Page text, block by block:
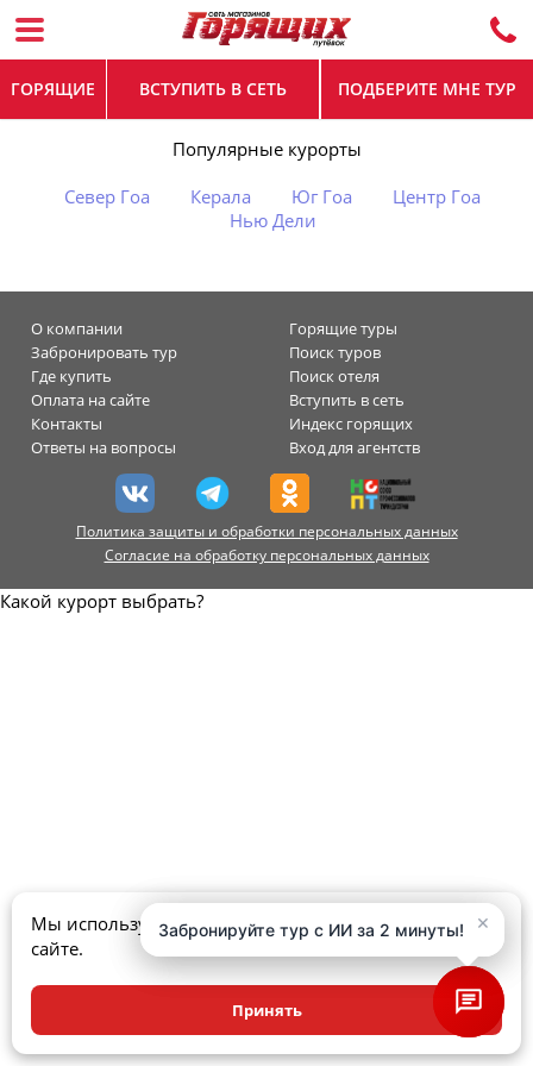
ГОРЯЩИЕ ВСТУПИТЬ В СЕТЬ ПОДБЕРИТЕ МНЕ ТУР
Популярные курорты
Север Гоа
Керала Юг Гоа
Центр Гоа
Нью Дели
О компании
Горящие туры
Забронировать тур
Поиск туров
Где купить
Поиск отеля
Оплата на сайте
Вступить в сеть
Контакты
Индекс горящих
Ответы на вопросы
Вход для агентств
Политика защиты и обработки персональных данных
Согласие на обработку персональных данных
Мы используем куки, чтобы улучшить ваш опыт на
сайте.
Принять
×
Забронируйте тур с ИИ за 2 минуты! ×
Забронируйте тур с ИИ за 2 минуты!
Какой курорт выбрать?